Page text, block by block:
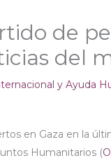
de
del
y Ayuda
en Gaza en la
Humanitarios (